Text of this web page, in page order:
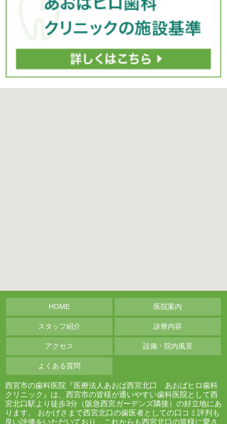
HOME 医院案内
スタッフ紹介 診療内容
アクセス 設備・院内風景
よくある質問
西宮市の歯科医院『医療法人あおば西宮北口 あおばヒロ歯科
クリニック』は、西宮市の皆様が通いやすい歯科医院として西
宮北口駅より徒歩3分（阪急西宮ガーデンズ隣接）の好立地にあ
ります。 おかげさまで西宮北口の歯医者としての口コミ評判も
良い評価をいただいており、これからも西宮北口の皆様に愛さ